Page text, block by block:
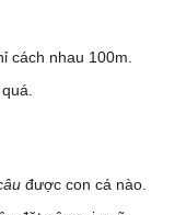
cách nhau 100m.
được con cá nào.